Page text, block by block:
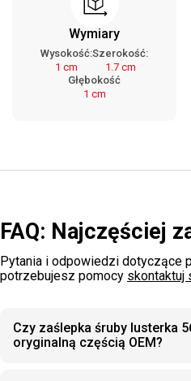
Wymiary
Wysokość:
1 cm
Szerokość:
1.7 cm
Głębokość
1 cm
FAQ: Najczęściej
Pytania i odpowiedzi dotyczące
potrzebujesz pomocy skontaktuj
Czy zaślepka śruby lusterka
oryginalną częścią OEM?